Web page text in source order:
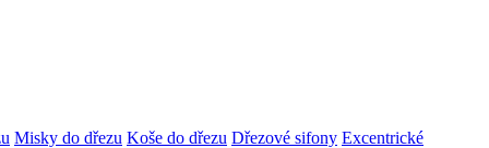
Misky do dřezu Koše do dřezu Dřezové sifony Excentrické